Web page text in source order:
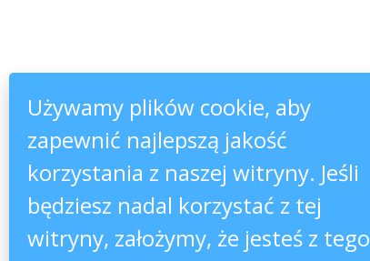
Używamy plików cookie, aby
zapewnić najlepszą jakość
korzystania z naszej witryny. Jeśli
będziesz nadal korzystać z tej
witryny, założymy, że jesteś z tego